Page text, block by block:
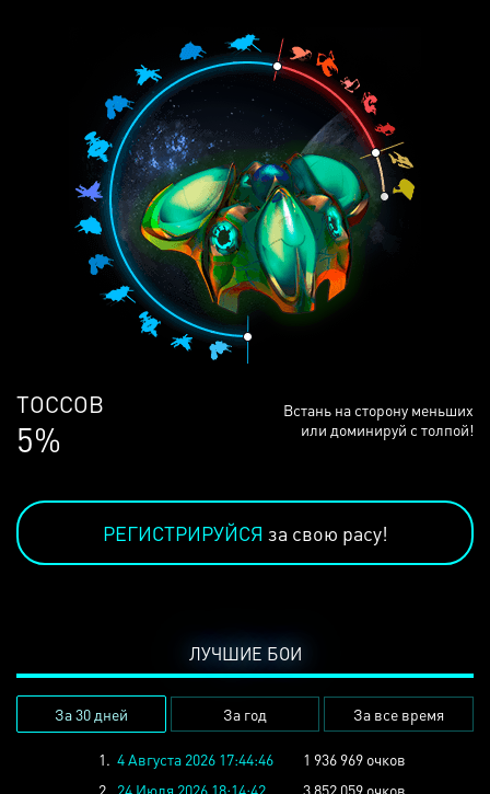
ЛЮДЕЙ
68%
Встань на сторону меньших
или доминируй с толпой!
РЕГИСТРИРУЙСЯ за свою расу!
ЛУЧШИЕ БОИ
За 30 дней За год За все время
1. 4 Августа 2026 17:44:46
1 936 969 очков
2. 24 Июля 2026 18:14:42
3 852 059 очков